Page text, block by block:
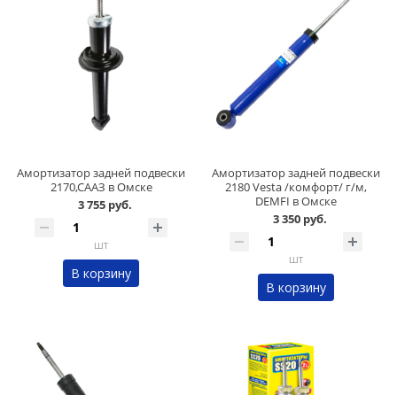
Амортизатор задней подвески
2170,СААЗ в Омске
3 755 руб.
шт
В корзину
Амортизатор задней подвески
2180 Vesta /комфорт/ г/м,
DEMFI в Омске
3 350 руб.
шт
В корзину